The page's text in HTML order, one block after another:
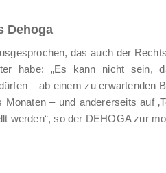
Dehoga
das auch der
habe: „Es kann nicht sein,
– ab einem zu erwartenden
– und andererseits auf
werden“, so der DEHOGA zur